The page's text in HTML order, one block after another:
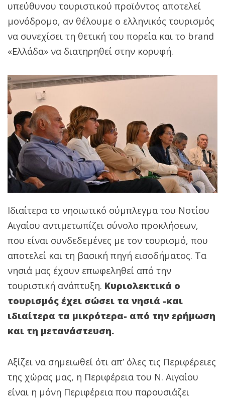
υπεύθυνου τουριστικού προϊόντος αποτελεί
μονόδρομο, αν θέλουμε ο ελληνικός τουρισμός
να συνεχίσει τη θετική του πορεία και το brand
«Ελλάδα» να διατηρηθεί στην κορυφή.
Ιδιαίτερα το νησιωτικό σύμπλεγμα του Νοτίου
Αιγαίου αντιμετωπίζει σύνολο προκλήσεων,
που είναι συνδεδεμένες με τον τουρισμό, που
αποτελεί και τη βασική πηγή εισοδήματος. Τα
νησιά μας έχουν επωφεληθεί από την
τουριστική ανάπτυξη. Κυριολεκτικά ο
τουρισμός έχει σώσει τα νησιά -και
ιδιαίτερα τα μικρότερα- από την ερήμωση
και τη μετανάστευση.
Αξίζει να σημειωθεί ότι απ’ όλες τις Περιφέρειες
της χώρας μας, η Περιφέρεια του Ν. Αιγαίου
είναι η μόνη Περιφέρεια που παρουσιάζει